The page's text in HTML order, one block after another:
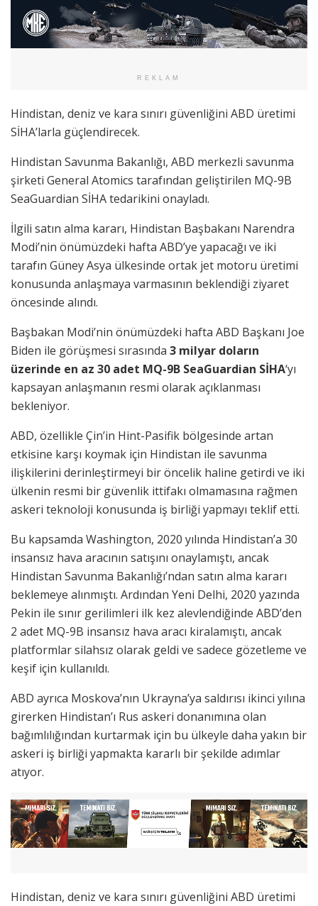
REKLAM
Hindistan, deniz ve kara sınırı güvenliğini ABD üretimi
SİHA’larla güçlendirecek.
Hindistan Savunma Bakanlığı, ABD merkezli savunma
şirketi General Atomics tarafından geliştirilen MQ-9B
SeaGuardian SİHA tedarikini onayladı.
İlgili satın alma kararı, Hindistan Başbakanı Narendra
Modi’nin önümüzdeki hafta ABD’ye yapacağı ve iki
tarafın Güney Asya ülkesinde ortak jet motoru üretimi
konusunda anlaşmaya varmasının beklendiği ziyaret
öncesinde alındı.
Başbakan Modi’nin önümüzdeki hafta ABD Başkanı Joe
Biden ile görüşmesi sırasında 3 milyar doların
üzerinde en az 30 adet MQ-9B SeaGuardian SİHA‘yı
kapsayan anlaşmanın resmi olarak açıklanması
bekleniyor.
ABD, özellikle Çin’in Hint-Pasifik bölgesinde artan
etkisine karşı koymak için Hindistan ile savunma
ilişkilerini derinleştirmeyi bir öncelik haline getirdi ve iki
ülkenin resmi bir güvenlik ittifakı olmamasına rağmen
askeri teknoloji konusunda iş birliği yapmayı teklif etti.
Bu kapsamda Washington, 2020 yılında Hindistan’a 30
insansız hava aracının satışını onaylamıştı, ancak
Hindistan Savunma Bakanlığı’ndan satın alma kararı
beklemeye alınmıştı. Ardından Yeni Delhi, 2020 yazında
Pekin ile sınır gerilimleri ilk kez alevlendiğinde ABD’den
2 adet MQ-9B insansız hava aracı kiralamıştı, ancak
platformlar silahsız olarak geldi ve sadece gözetleme ve
keşif için kullanıldı.
ABD ayrıca Moskova’nın Ukrayna’ya saldırısı ikinci yılına
girerken Hindistan’ı Rus askeri donanımına olan
bağımlılığından kurtarmak için bu ülkeyle daha yakın bir
askeri iş birliği yapmakta kararlı bir şekilde adımlar
atıyor.
Hindistan, deniz ve kara sınırı güvenliğini ABD üretimi